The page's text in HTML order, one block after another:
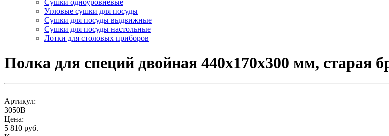
Сушки одноуровневые
Угловые сушки для посуды
Сушки для посуды выдвижные
Сушки для посуды настольные
Лотки для столовых приборов
Полка для специй двойная 440х170х300 мм, старая
Артикул:
3050В
Цена:
5 810 руб.